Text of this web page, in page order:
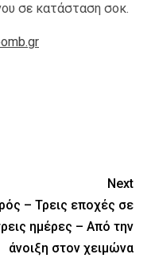
σε κατάσταση σοκ.
Next
– Τρεις εποχές σε
ημέρες – Από την
άνοιξη στον χειμώνα